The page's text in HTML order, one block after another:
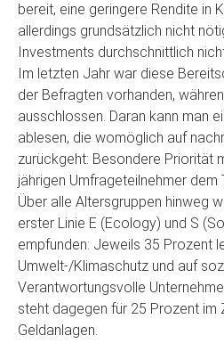
bereit, eine geringere Rendite in
allerdings grundsätzlich nicht
Investments durchschnittlich
Im letzten Jahr war diese
der Befragten vorhanden,
ausschlossen. Daran kann man
ablesen, die womöglich auf
zurückgeht: Besondere Priorität
jährigen Umfrageteilnehmer
Über alle Altersgruppen hinweg
erster Linie E (Ecology) und S
empfunden: Jeweils 35 Prozent
Umwelt-/Klimaschutz und auf
Verantwortungsvolle
steht dagegen für 25 Prozent im
Geldanlagen.